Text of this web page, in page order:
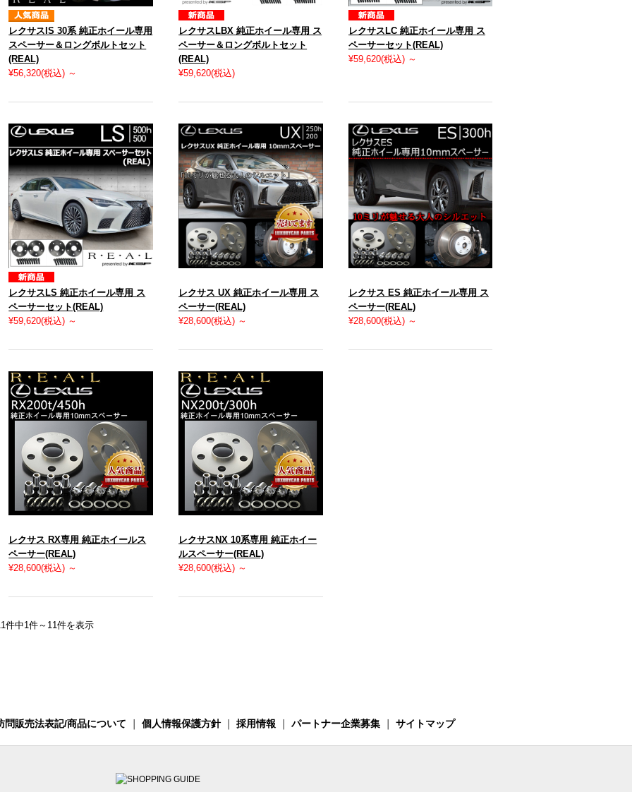
レクサスIS 30系 純正ホイール専用
スペーサー＆ロングボルトセット
(REAL)
¥56,320(税込) ～
レクサスLBX 純正ホイール専用 ス
ペーサー＆ロングボルトセット
(REAL)
¥59,620(税込)
レクサスLC 純正ホイール専用 ス
ペーサーセット(REAL)
¥59,620(税込) ～
レクサスLS 純正ホイール専用 ス
ペーサーセット(REAL)
¥59,620(税込) ～
レクサス UX 純正ホイール専用 ス
ペーサー(REAL)
¥28,600(税込) ～
レクサス ES 純正ホイール専用 ス
ペーサー(REAL)
¥28,600(税込) ～
レクサス RX専用 純正ホイールス
ペーサー(REAL)
¥28,600(税込) ～
レクサスNX 10系専用 純正ホイー
ルスペーサー(REAL)
¥28,600(税込) ～
件中1件～11件を表示
問販売法表記/商品について 個人情報保護方針｜ 採用情報 パートナー企業募集 サイトマップ